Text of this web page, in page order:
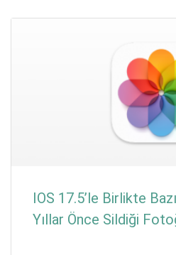
IOS 17.5’le Birlikte
Yıllar Önce Sildiği